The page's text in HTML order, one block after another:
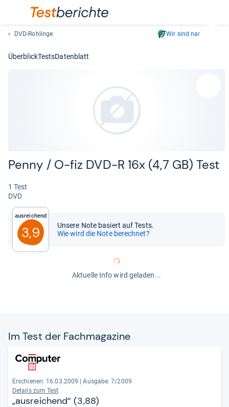
lassen
DVD-Rohlinge Wir sind nachhaltig
ÜberblickTestsDatenblatt
Penny / O-​fiz DVD-​R 16x (4,7 GB) Test
1 Test
DVD
Ausreichend
3,9
Unsere Note basiert auf Tests.
Wie wird die Note berechnet?
Aktuelle Info wird geladen...
Im Test der Fach­ma­ga­zine
Erschienen: 16.03.2009
Ausgabe: 7/2009
Details zum Test
„ausreichend“ (3,88)